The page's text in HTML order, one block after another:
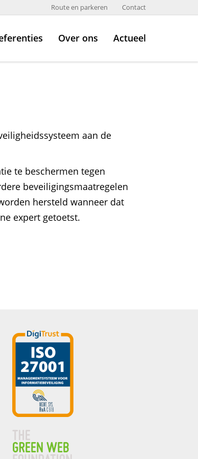
Over ons Actueel
Route en parkeren Contact
aan de
te beschermen tegen
beveiligingsmaatregelen
hersteld wanneer dat
expert getoetst.